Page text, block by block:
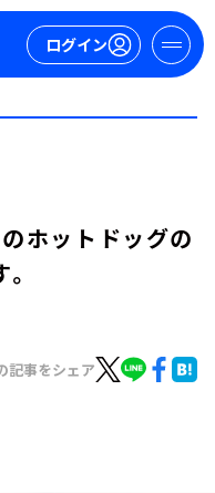
ログイン
のホットドッグの
記事をシェア